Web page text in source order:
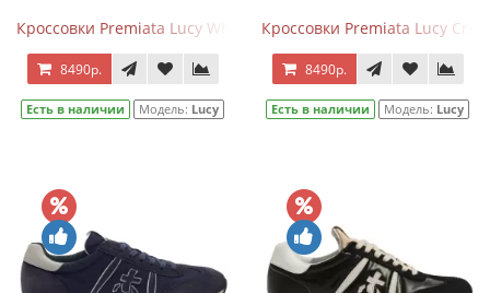
Кроссовки Premiata Lucy White Blue
8490р.
Есть в наличии Модель: Lucy
Кроссовки Premiata Lucy
8490р.
Есть в наличии Модель: Lucy